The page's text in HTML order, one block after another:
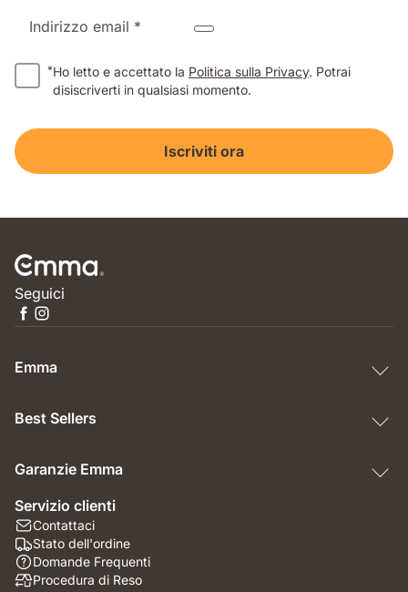
Indirizzo email *
*Ho letto e accettato la Politica sulla Privacy. Potrai
disiscriverti in qualsiasi momento.
Iscriviti ora
Seguici
Emma
Best Sellers
Garanzie Emma
Servizio clienti
Contattaci
Stato dell'ordine
Domande Frequenti
Procedura di Reso